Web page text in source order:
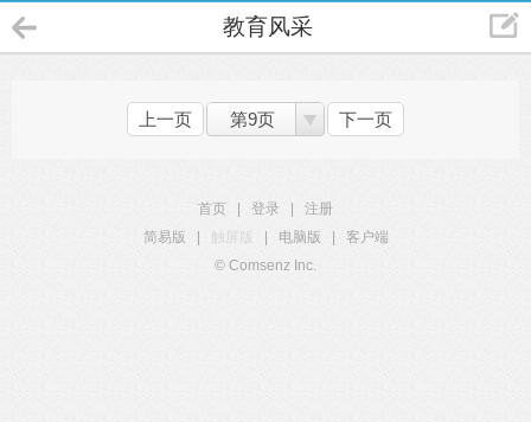
教育风采
上一页 第9页 下一页
首页 登录
注册
简易版
触屏版 电脑版
客户端
© Comsenz Inc.